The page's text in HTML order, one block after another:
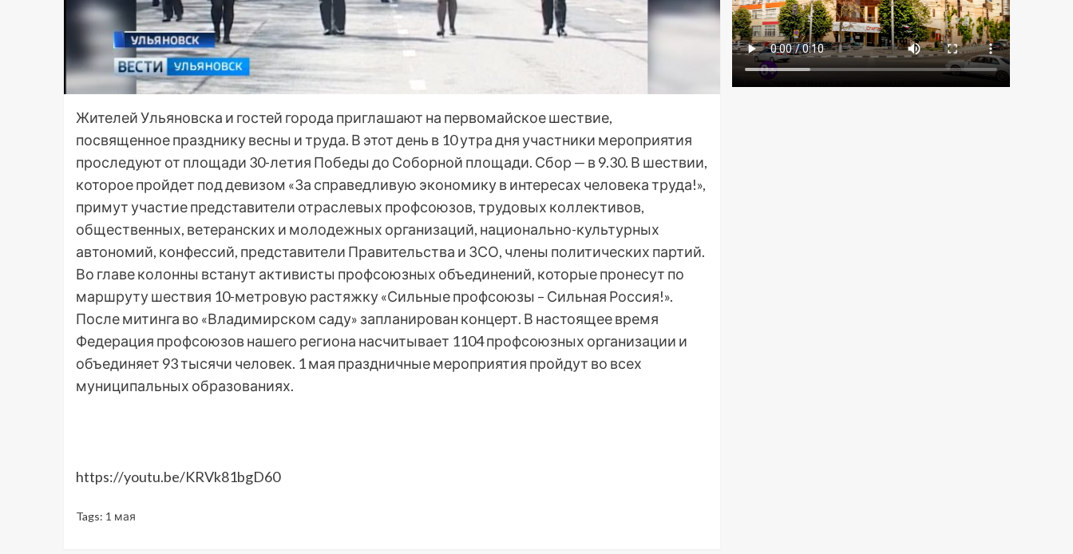
Жителей Ульяновска и гостей города приглашают на первомайское шествие,
посвященное празднику весны и труда. В этот день в 10 утра дня участники мероприятия
проследуют от площади 30-летия Победы до Соборной площади. Сбор — в 9.30. В шествии,
которое пройдет под девизом «За справедливую экономику в интересах человека труда!»,
примут участие представители отраслевых профсоюзов, трудовых коллективов,
общественных, ветеранских и молодежных организаций, национально-культурных
автономий, конфессий, представители Правительства и ЗСО, члены политических партий.
Во главе колонны встанут активисты профсоюзных объединений, которые пронесут по
маршруту шествия 10-метровую растяжку «Сильные профсоюзы – Сильная Россия!».
После митинга во «Владимирском саду» запланирован концерт. В настоящее время
Федерация профсоюзов нашего региона насчитывает 1104 профсоюзных организации и
объединяет 93 тысячи человек. 1 мая праздничные мероприятия пройдут во всех
муниципальных образованиях.
https://youtu.be/KRVk81bgD60
Tags: 1 мая